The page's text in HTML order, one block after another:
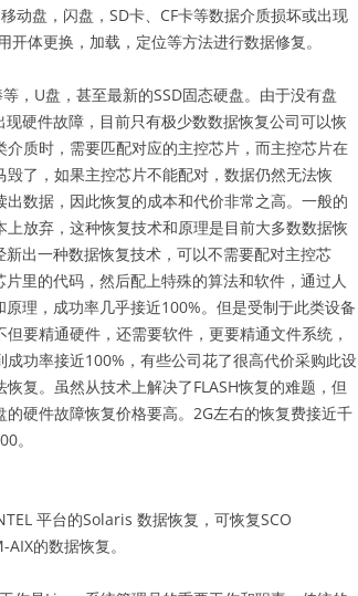
动盘，闪盘，SD卡、CF卡等数据介质损坏或出现
体更换，加载，定位等方法进行数据修复。
，U盘，甚至最新的SSD固态硬盘。由于没有盘
硬件故障，目前只有极少数数据恢复公司可以恢
质时，需要匹配对应的主控芯片，而主控芯片在
了，如果主控芯片不能配对，数据仍然无法恢
数据，因此恢复的成本和代价非常之高。一般的
放弃，这种恢复技术和原理是目前大多数数据恢
出一种数据恢复技术，可以不需要配对主控芯
里的代码，然后配上特殊的算法和软件，通过人
理，成功率几乎接近100%。但是受制于此类设备
要精通硬件，还需要软件，更要精通文件系统，
功率接近100%，有些公司花了很高代价采购此设
复。虽然从技术上解决了FLASH恢复的难题，但
硬件故障恢复价格要高。2G左右的恢复费接近千
。
平台的Solaris 数据恢复，可恢复SCO
的数据恢复。